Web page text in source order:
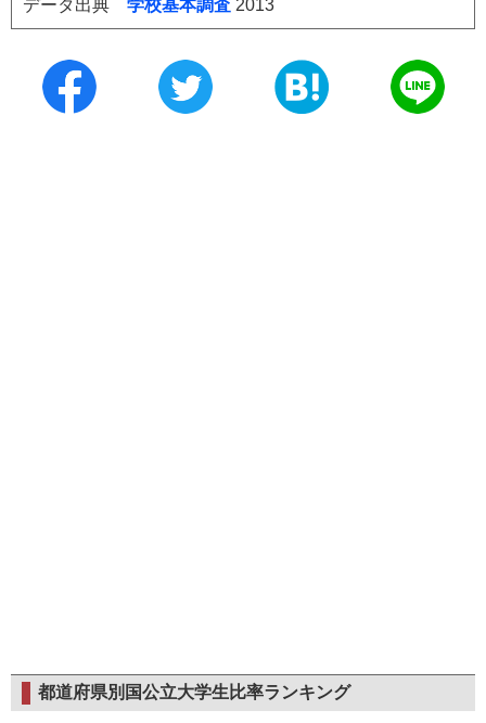
データ出典 学校基本調査 2013
都道府県別国公立大学生比率ランキング